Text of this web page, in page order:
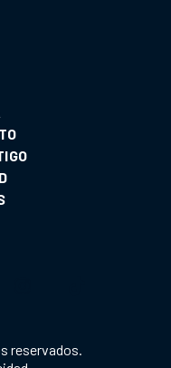
reservados.